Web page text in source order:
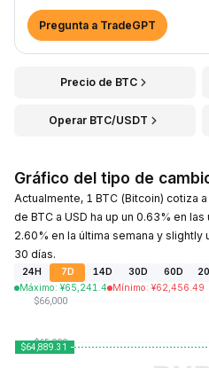
Pregunta a TradeGPT
Precio de BTC
Operar BTC/USDT
Gráfico del tipo de
Actualmente, 1 BTC (Bitcoin) cotiza
de BTC a USD ha up un 0.63% en
2.60% en la última semana y
30 días.
24H 7D 14D 30D 60D
Máximo: ¥65,241.4 Mínimo: ¥62,456.49